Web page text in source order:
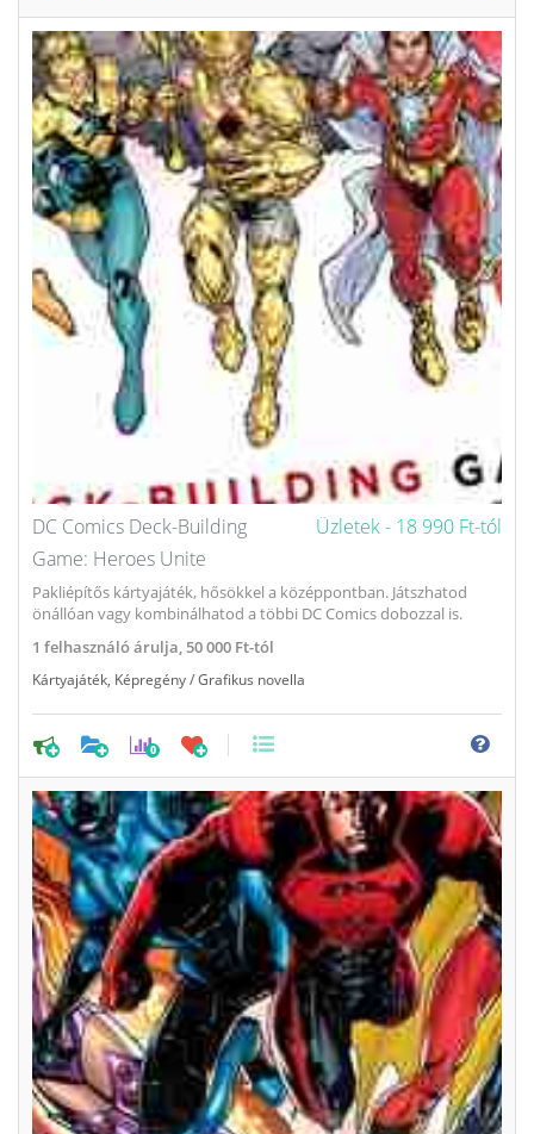
Üzletek - 18 990 Ft-tól
DC Comics Deck-Building
Game: Heroes Unite
Pakliépítős kártyajáték, hősökkel a középpontban. Játszhatod
önállóan vagy kombinálhatod a többi DC Comics dobozzal is.
1 felhasználó árulja,50 000 Ft-tól
Kártyajáték Képregény / Grafikus novella
0